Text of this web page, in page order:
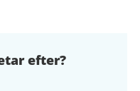
efter?